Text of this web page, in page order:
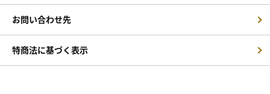
お問い合わせ先
特商法に基づく表示